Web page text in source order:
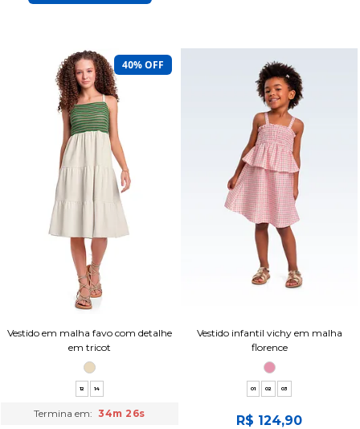
40% OFF
Vestido em malha favo com detalhe
em tricot
12 14
Termina em: 34m 25s
Vestido infantil vichy em malha
florence
01 02 03
R$ 124,90